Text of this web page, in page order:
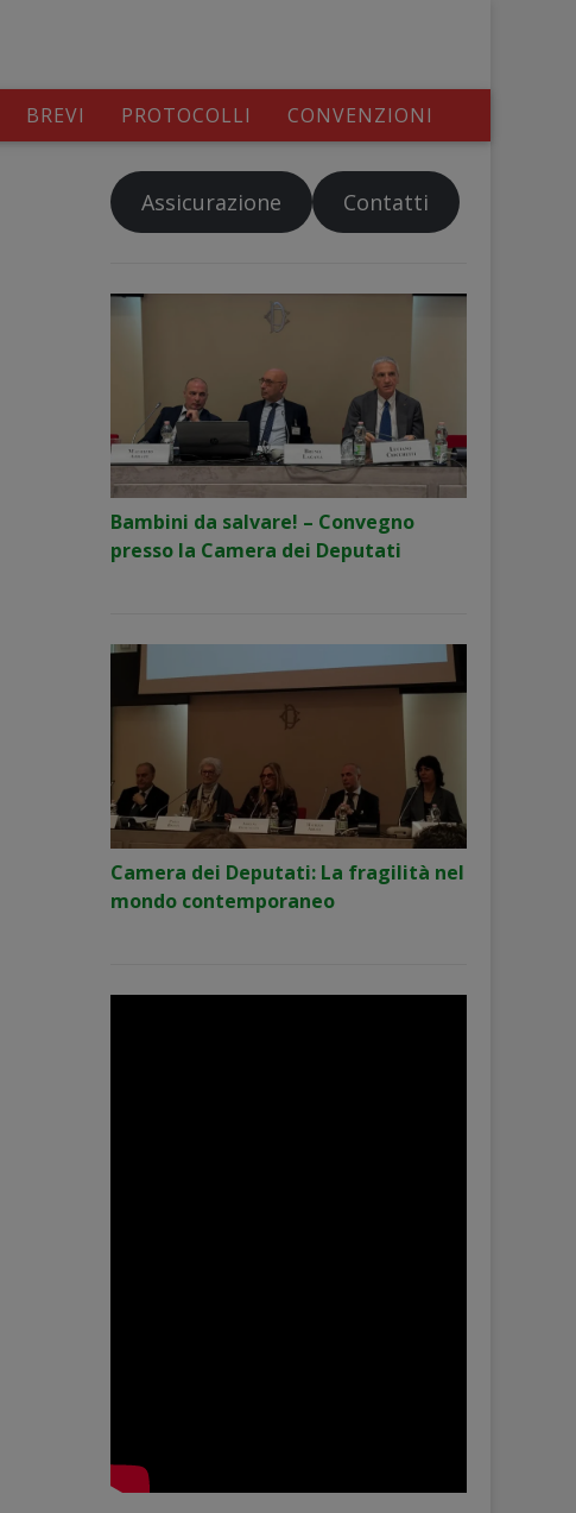
BREVI PROTOCOLLI CONVENZIONI
Assicurazione Contatti
Bambini da salvare! – Convegno
presso la Camera dei Deputati
Camera dei Deputati: La fragilità nel
mondo contemporaneo